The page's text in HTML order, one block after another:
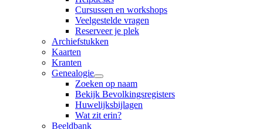
Cursussen en workshops
Veelgestelde vragen
Reserveer je plek
Archiefstukken
Kaarten
Kranten
Genealogie
Zoeken op naam
Bekijk Bevolkingsregisters
Huwelijksbijlagen
Wat zit erin?
Beeldbank